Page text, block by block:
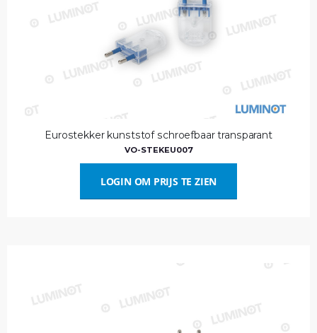
Eurostekker kunststof schroefbaar transparant
VO-STEKEU007
LOGIN OM PRIJS TE ZIEN